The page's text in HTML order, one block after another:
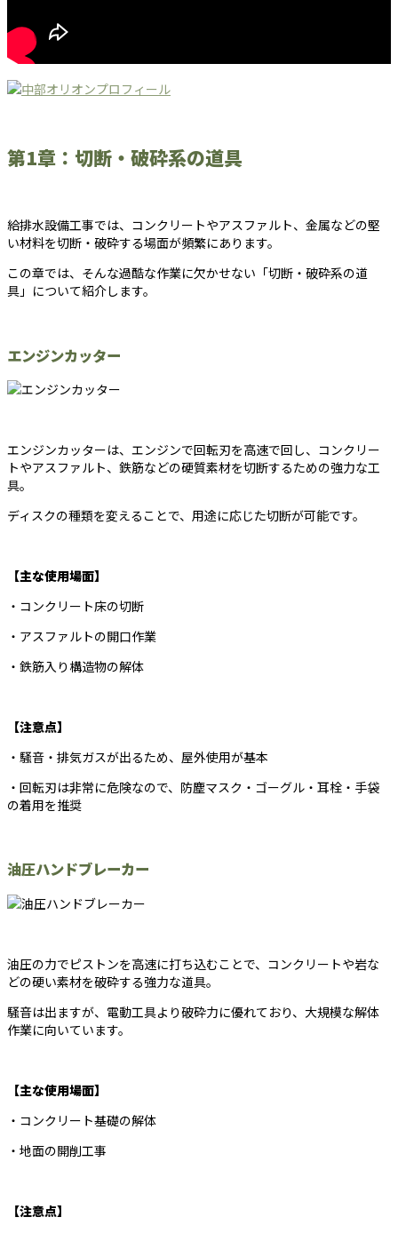
第1章：切断・破砕系の道具
給排水設備工事では、コンクリートやアスファルト、金属などの堅
い材料を切断・破砕する場面が頻繁にあります。
この章では、そんな過酷な作業に欠かせない「切断・破砕系の道
具」について紹介します。
エンジンカッター
エンジンカッターは、エンジンで回転刃を高速で回し、コンクリー
トやアスファルト、鉄筋などの硬質素材を切断するための強力な工
具。
ディスクの種類を変えることで、用途に応じた切断が可能です。
【主な使用場面】
・コンクリート床の切断
・アスファルトの開口作業
・鉄筋入り構造物の解体
【注意点】
・騒音・排気ガスが出るため、屋外使用が基本
・回転刃は非常に危険なので、防塵マスク・ゴーグル・耳栓・手袋
の着用を推奨
油圧ハンドブレーカー
油圧の力でピストンを高速に打ち込むことで、コンクリートや岩な
どの硬い素材を破砕する強力な道具。
騒音は出ますが、電動工具より破砕力に優れており、大規模な解体
作業に向いています。
【主な使用場面】
・コンクリート基礎の解体
・地面の開削工事
【注意点】